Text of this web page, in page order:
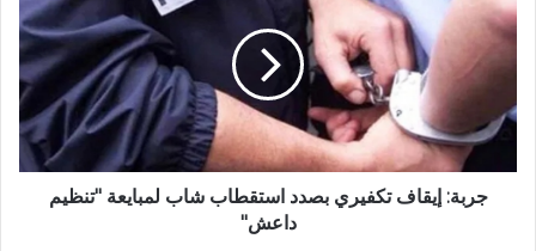
جربة: إيقاف تكفيري بصدد استقطاب شاب لمبايعة "تنظيم
داعش"